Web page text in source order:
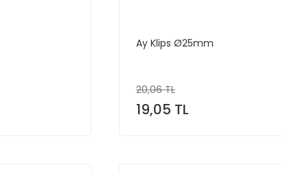
Ay Klips Ø25mm
20,06 TL
19,05 TL